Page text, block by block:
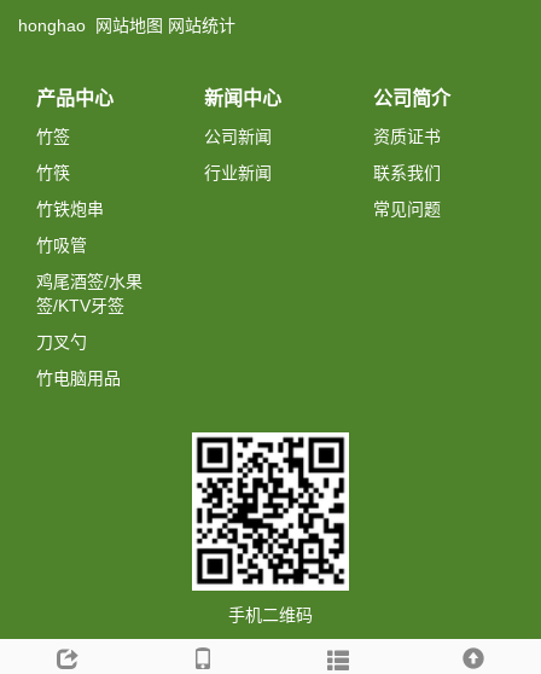
honghao
网站地图 网站统计
产品中心
竹签
竹筷
竹铁炮串
竹吸管
鸡尾酒签/水果
签/KTV牙签
刀叉勺
竹电脑用品
新闻中心
公司新闻
行业新闻
公司简介
资质证书
联系我们
常见问题
手机二维码